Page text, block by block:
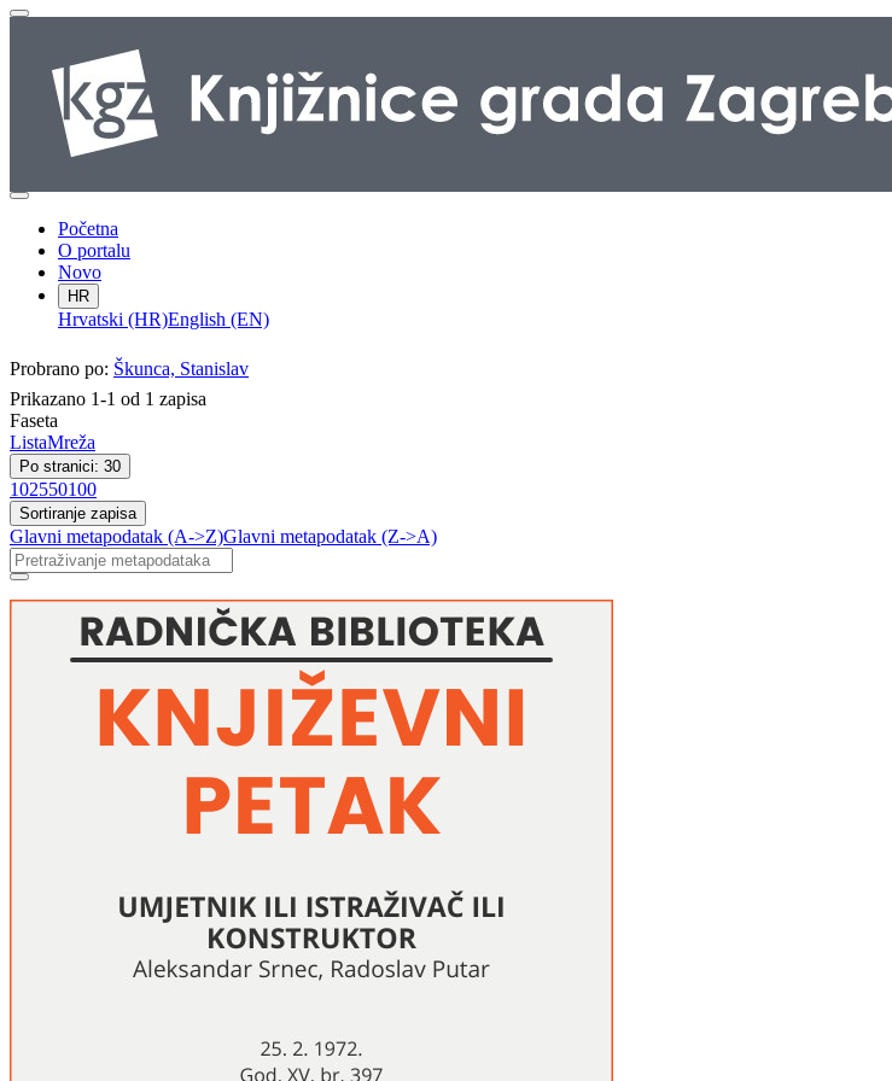
Početna
O portalu
Novo
HR
Hrvatski (HR)English (EN)
Probrano po: Škunca, Stanislav
Prikazano 1-1 od 1 zapisa
Faseta
ListaMreža
Po stranici: 30
102550100
Sortiranje zapisa
Glavni metapodatak (A->Z)Glavni metapodatak (Z->A)